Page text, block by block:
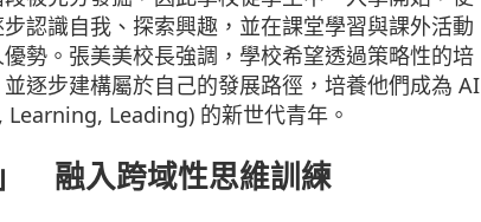
認識自我、探索興趣，並在課堂學習與課外活動
勢。張美美校長強調，學校希望透過策略性的培
逐步建構屬於自己的發展路徑，培養他們成為 AI
Leading) 的新世代青年。
融入跨域性思維訓練